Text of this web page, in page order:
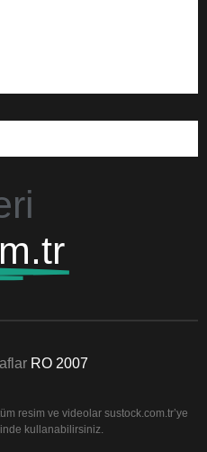
RO 2007
resim ve videolar sustock.com.tr’ye
kullanabilirsiniz.